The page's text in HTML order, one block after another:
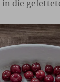
in die